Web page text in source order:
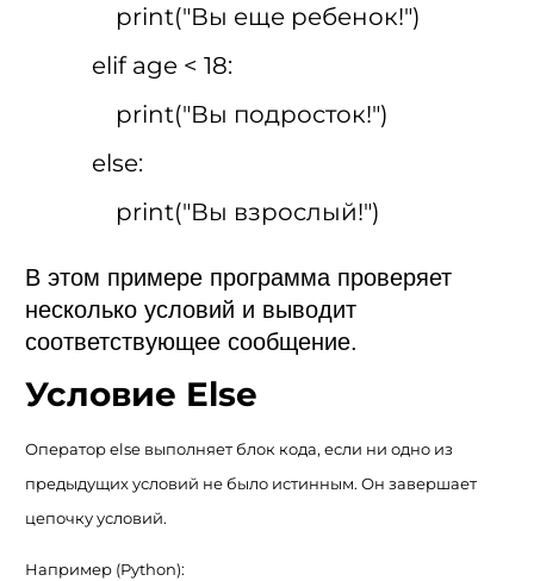
print("Вы еще ребенок!")
elif age < 18:
print("Вы подросток!")
else:
print("Вы взрослый!")
В этом примере программа проверяет
несколько условий и выводит
соответствующее сообщение.
Условие Else
Оператор else выполняет блок кода, если ни одно из
предыдущих условий не было истинным. Он завершает
цепочку условий.
Например (Python):